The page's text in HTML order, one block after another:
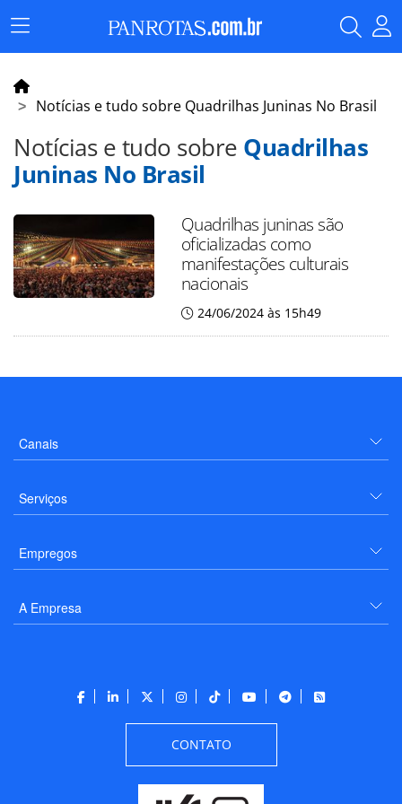
Menu
Principal
Notícias e tudo sobre Quadrilhas Juninas No Brasil
Notícias e tudo sobre Quadrilhas
Juninas No Brasil
Quadrilhas juninas são
oficializadas como
manifestações culturais
nacionais
24/06/2024 às 15h49
Canais
Serviços
Empregos
A Empresa
CONTATO